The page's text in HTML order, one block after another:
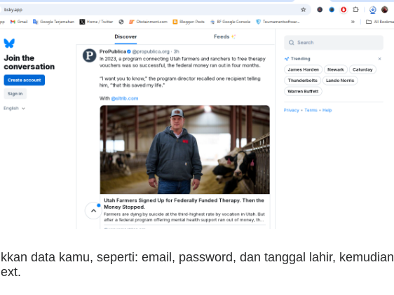
data kamu, seperti: email, password, dan tanggal lahir, kemudian